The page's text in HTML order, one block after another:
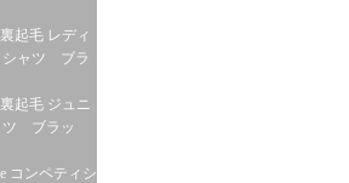
裏起毛 レディ
シャツ ブラ
裏起毛 ジュニ
ツ ブラッ
コンペティシ